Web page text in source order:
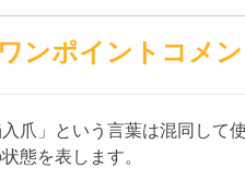
ンポイントコメン
爪」という言葉は混同して
態を表します。